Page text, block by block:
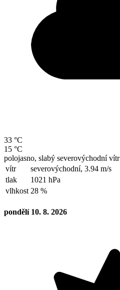
33 °C
15 °C
polojasno, slabý severovýchodní vítr
vítr
severovýchodní, 3.94 m/s
tlak
1021 hPa
vlhkost 28 %
pondělí 10. 8. 2026